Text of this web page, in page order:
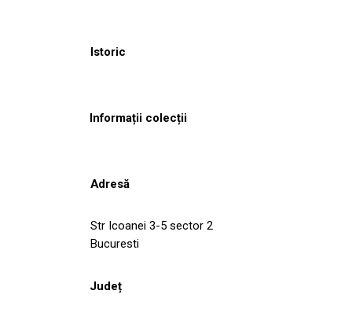
Istoric
Informații colecții
Adresă
Str Icoanei 3-5 sector 2
Bucuresti
Județ